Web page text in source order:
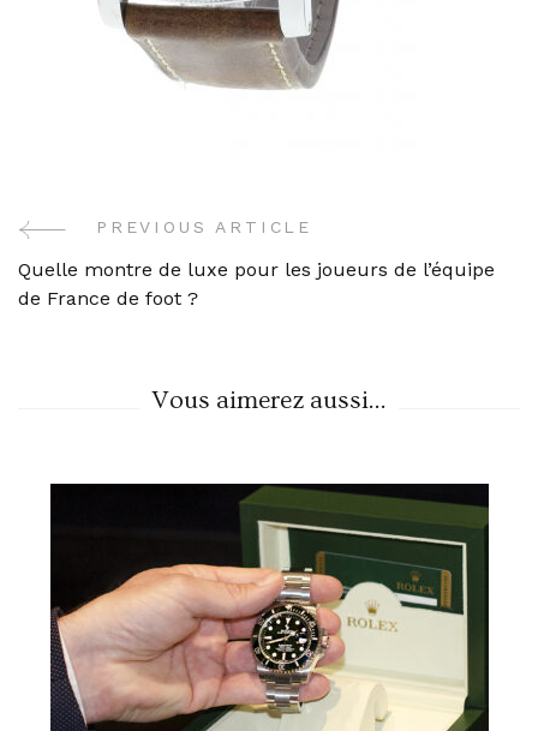
Post
Navigation
PREVIOUS ARTICLE
Quelle montre de luxe pour les joueurs de l’équipe
de France de foot ?
Vous aimerez aussi...